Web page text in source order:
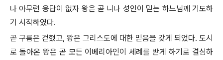
나 아무런 응답이 없자 왕은 곧 니나 성인이 믿는 하느님께 기도하
기 시작하였다.
곧 구름은 걷혔고, 왕은 그리스도에 대한 믿음을 갖게 되었다. 도시
로 돌아온 왕은 곧 모든 이베리아인이 세례를 받게 하기로 결심하